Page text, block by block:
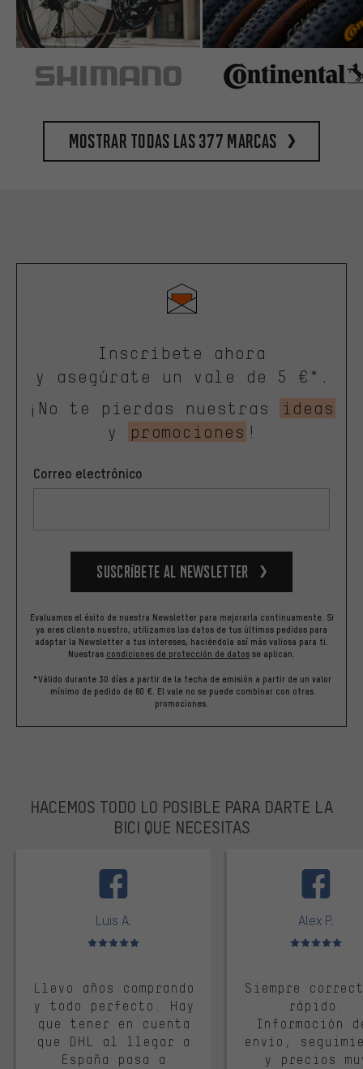
Mostrar todas las 377 marcas
Inscríbete ahora
y asegúrate un vale de 5 €*.
¡No te pierdas nuestras
ideas
y
promociones !
Correo electrónico
Suscríbete al newsletter
Evaluamos el éxito de nuestra Newsletter para mejorarla continuamente. Si
ya eres cliente nuestro, utilizamos los datos de tus últimos pedidos para
adaptar la Newsletter a tus intereses, haciéndola así más valiosa para ti.
Nuestras condiciones de protección de datos se aplican.
*Válido durante 30 días a partir de la fecha de emisión a partir de un valor
mínimo de pedido de 60 €. El vale no se puede combinar con otras
promociones.
HACEMOS TODO LO POSIBLE PARA DARTE LA
BICI QUE NECESITAS
Luis A.
Valoración media: 5 de 5
Llevo años comprando
y todo perfecto. Hay
que tener en cuenta
que DHL al llegar a
España pasa a
Alex P.
Valoración
Siempre
rápido.
Información
envío,
y precios